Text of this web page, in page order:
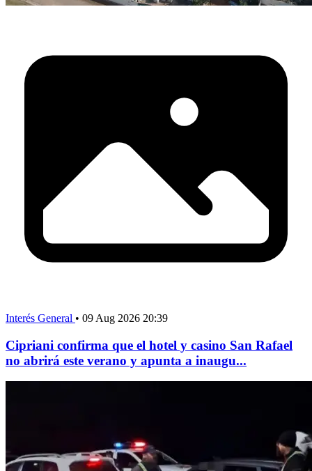
Interés General • 09 Aug 2026 20:39
Cipriani confirma que el hotel y casino San Rafael
no abrirá este verano y apunta a inaugu...